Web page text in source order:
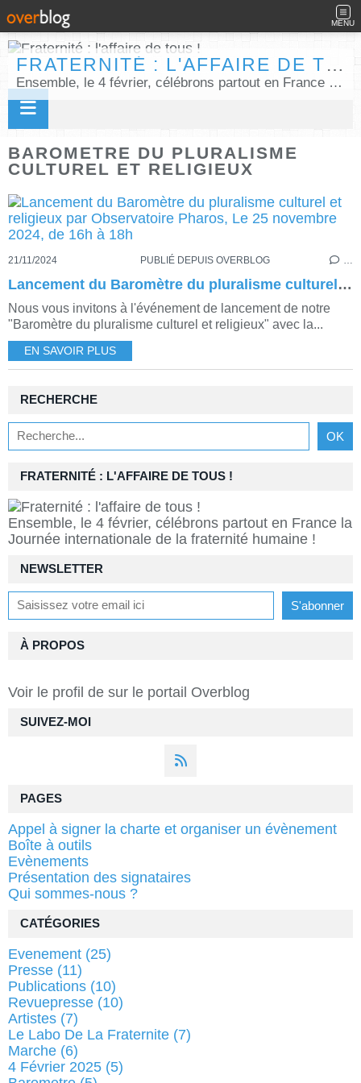
MENU
FRATERNITÉ : L'AFFAIRE DE TOUS !
Ensemble, le 4 février, célébrons partout en France la Journée internationale de la fraternité humaine !
BAROMETRE DU PLURALISME
CULTUREL ET RELIGIEUX
21/11/2024 PUBLIÉ DEPUIS OVERBLOG …
Lancement du Baromètre du pluralisme culturel et religieux par Observatoire Pharos, Le 25 novembre 2024, de 16h à 18h
Nous vous invitons à l'événement de lancement de notre
"Baromètre du pluralisme culturel et religieux" avec la...
EN SAVOIR PLUS
NEWSLETTER
SUIVEZ-MOI
RECHERCHE
FRATERNITÉ : L'AFFAIRE DE TOUS !
Ensemble, le 4 février, célébrons partout en France la
Journée internationale de la fraternité humaine !
À PROPOS
Voir le profil de sur le portail Overblog
PAGES
Appel à signer la charte et organiser un évènement
Boîte à outils
Evènements
Présentation des signataires
Qui sommes-nous ?
CATÉGORIES
Evenement (25)
Presse (11)
Publications (10)
Revuepresse (10)
Artistes (7)
Le Labo De La Fraternite (7)
Marche (6)
4 Février 2025 (5)